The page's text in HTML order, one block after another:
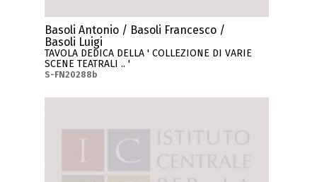
Basoli Antonio / Basoli Francesco /
Basoli Luigi
TAVOLA DEDICA DELLA ' COLLEZIONE DI VARIE
SCENE TEATRALI .. '
S-FN20288b